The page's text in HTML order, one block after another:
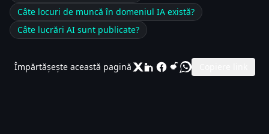
Câte locuri de muncă în domeniul IA există?
Câte lucrări AI sunt publicate?
Împărtășește această pagină